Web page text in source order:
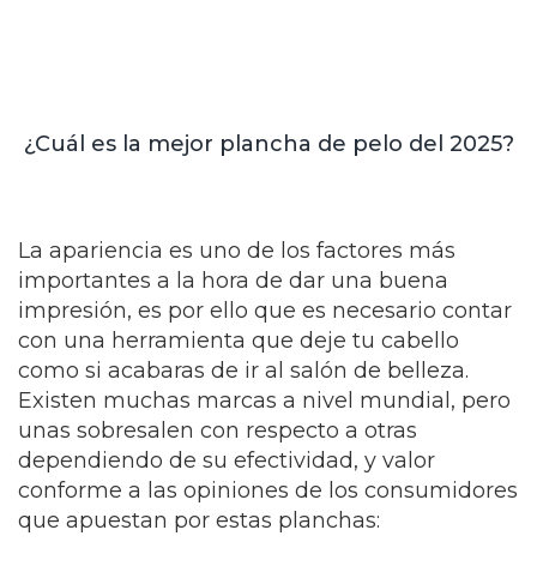
¿Cuál es la mejor plancha de pelo del 2025?
La apariencia es uno de los factores más
importantes a la hora de dar una buena
impresión, es por ello que es necesario contar
con una herramienta que deje tu cabello
como si acabaras de ir al salón de belleza.
Existen muchas marcas a nivel mundial, pero
unas sobresalen con respecto a otras
dependiendo de su efectividad, y valor
conforme a las opiniones de los consumidores
que apuestan por estas planchas: